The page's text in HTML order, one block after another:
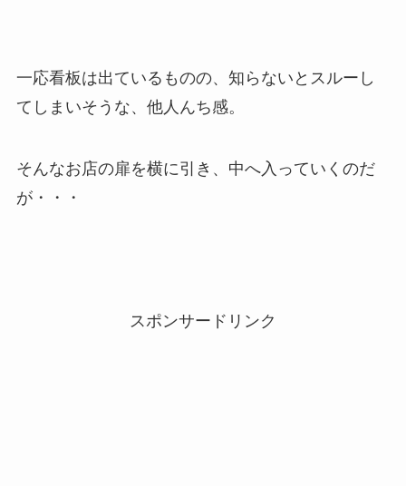
一応看板は出ているものの、知らないとスルーし
てしまいそうな、他人んち感。
そんなお店の扉を横に引き、中へ入っていくのだ
が・・・
スポンサードリンク